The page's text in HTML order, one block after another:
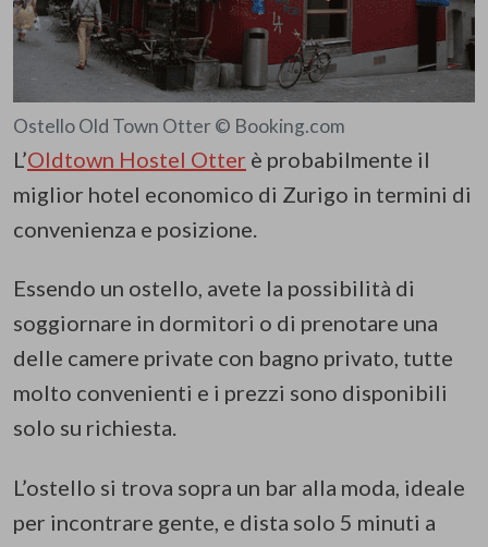
Ostello Old Town Otter © Booking.com
L’Oldtown Hostel Otter è probabilmente il
miglior hotel economico di Zurigo in termini di
convenienza e posizione.
Essendo un ostello, avete la possibilità di
soggiornare in dormitori o di prenotare una
delle camere private con bagno privato, tutte
molto convenienti e i prezzi sono disponibili
solo su richiesta.
L’ostello si trova sopra un bar alla moda, ideale
per incontrare gente, e dista solo 5 minuti a